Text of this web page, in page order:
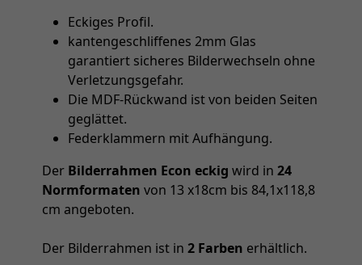
Eckiges Profil.
kantengeschliffenes 2mm Glas
garantiert sicheres Bilderwechseln ohne
Verletzungsgefahr.
Die MDF-Rückwand ist von beiden Seiten
geglättet.
Federklammern mit Aufhängung.
Der Bilderrahmen Econ eckig wird in 24
Normformaten von 13 x18cm bis 84,1x118,8
cm angeboten.
Der Bilderrahmen ist in 2 Farben erhältlich.